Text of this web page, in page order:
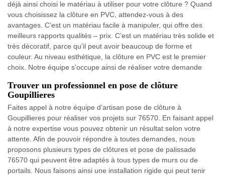
déjà ainsi choisi le matériau à utiliser pour votre clôture ? Quand
vous choisissez la clôture en PVC, attendez-vous à des
avantages. C’est un matériau facile à manipuler, qui offre des
meilleurs rapports qualités – prix. C’est un matériau très solide et
très décoratif, parce qu’il peut avoir beaucoup de forme et
couleur. Au niveau esthétique, la clôture en PVC est le premier
choix. Notre équipe s’occupe ainsi de réaliser votre demande
Trouver un professionnel en pose de clôture
Goupillieres
Faites appel à notre équipe d’artisan pose de clôture à
Goupillieres pour réaliser vos projets sur 76570. En faisant appel
à notre expertise vous pouvez obtenir un résultat selon votre
attente. Afin de pouvoir répondre à toutes demandes, nous
proposons plusieurs types de clôtures et pose de palissade
76570 qui peuvent être adaptés à tous types de murs ou de
portails. Nous faisons ainsi une installation rigide qui peut tenir